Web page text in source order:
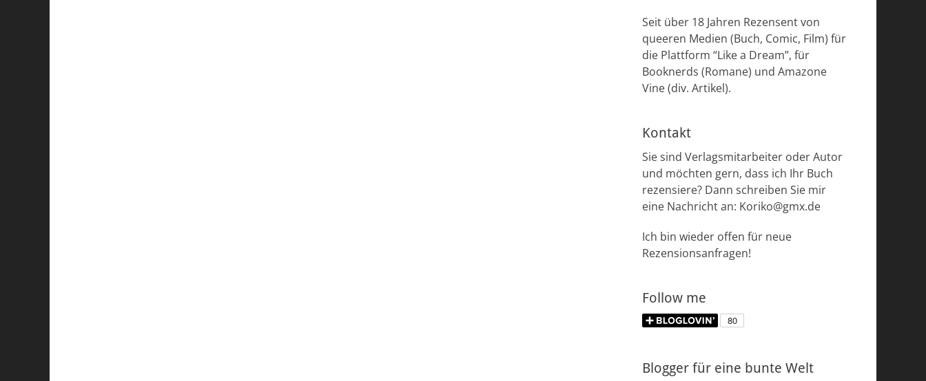
Seit über 18 Jahren Rezensent von
queeren Medien (Buch, Comic, Film) für
die Plattform “Like a Dream”, für
Booknerds (Romane) und Amazone
Vine (div. Artikel).
Kontakt
Sie sind Verlagsmitarbeiter oder Autor
und möchten gern, dass ich Ihr Buch
rezensiere? Dann schreiben Sie mir
eine Nachricht an: Koriko@gmx.de
Ich bin wieder offen für neue
Rezensionsanfragen!
Follow me
Blogger für eine bunte Welt